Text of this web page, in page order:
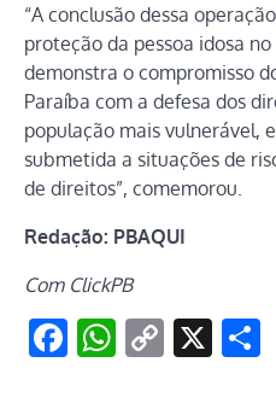
“A conclusão dessa
proteção da pessoa idosa
demonstra o compromisso
Paraíba com a defesa dos
população mais vulnerável,
submetida a situações de
de direitos”, comemorou.
Redação: PBAQUI
Com ClickPB
Facebook
WhatsApp
Copy
X